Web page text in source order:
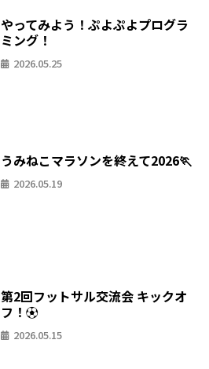
やってみよう！ぷよぷよプログラ
ミング！
2026.05.25
うみねこマラソンを終えて2026🏃
2026.05.19
第2回フットサル交流会 キックオ
フ！⚽
2026.05.15